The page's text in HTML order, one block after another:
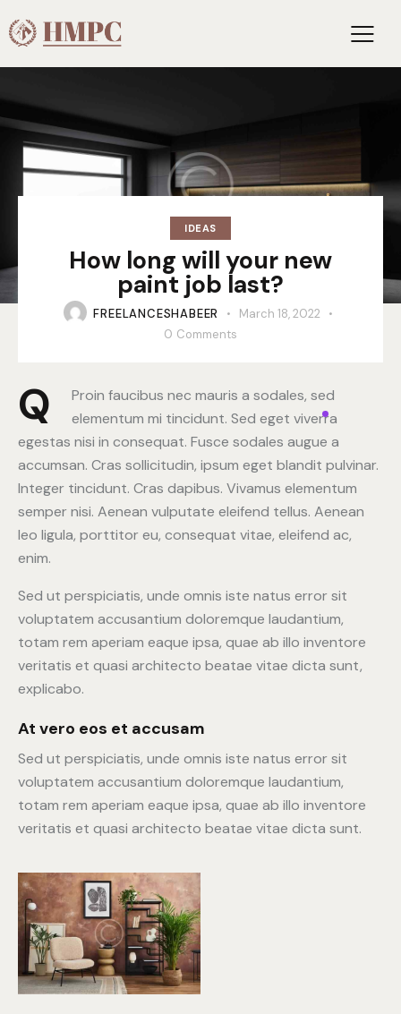
IDEAS
How long will your new
paint job last?
FREELANCESHABEER
March 18, 2022
0 Comments
Q
Proin faucibus nec mauris a sodales, sed
elementum mi tincidunt. Sed eget viverra
egestas nisi in consequat. Fusce sodales augue a
accumsan. Cras sollicitudin, ipsum eget blandit pulvinar.
Integer tincidunt. Cras dapibus. Vivamus elementum
semper nisi. Aenean vulputate eleifend tellus. Aenean
leo ligula, porttitor eu, consequat vitae, eleifend ac,
enim.
Sed ut perspiciatis, unde omnis iste natus error sit
voluptatem accusantium doloremque laudantium,
totam rem aperiam eaque ipsa, quae ab illo inventore
veritatis et quasi architecto beatae vitae dicta sunt,
explicabo.
At vero eos et accusam
Sed ut perspiciatis, unde omnis iste natus error sit
voluptatem accusantium doloremque laudantium,
totam rem aperiam eaque ipsa, quae ab illo inventore
veritatis et quasi architecto beatae vitae dicta sunt.